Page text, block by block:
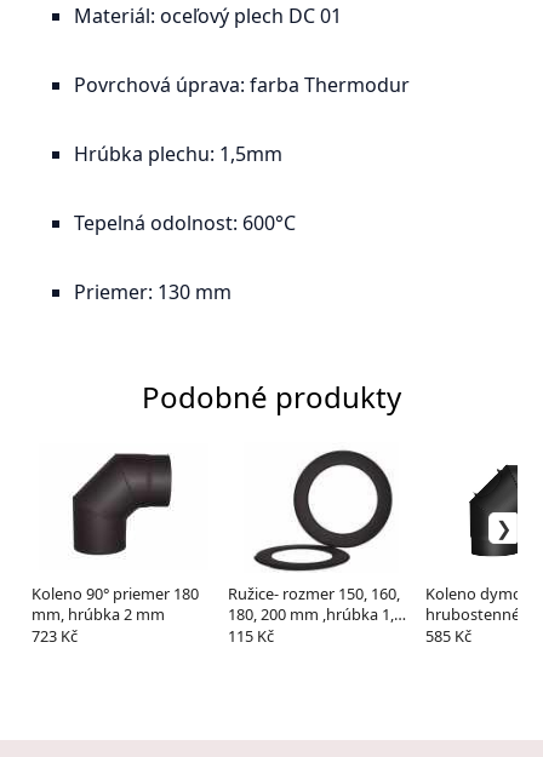
Materiál: oceľový plech DC 01
Povrchová úprava: farba Thermodur
Hrúbka plechu: 1,5mm
Tepelná odolnost: 600°C
Priemer: 130 mm
Podobné produkty
Koleno 90° priemer 180
mm, hrúbka 2 mm
723 Kč
Ružice- rozmer 150, 160,
180, 200 mm ,hrúbka 1,5
mm
115 Kč
Koleno dymové
hrubostenné
150/90/1,5mm
585 Kč